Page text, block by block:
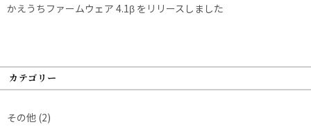
かえうちファームウェア 4.1β をリリースしました
カテゴリー
その他 (2)